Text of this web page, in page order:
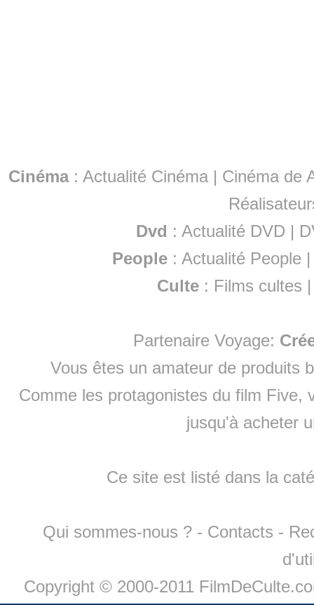
Cinéma: Actualité Cinéma | Cinéma de
Dvd : Actualité DVD |
People :Actualité People
Culte : Films cultes
Partenaire Voyage:
Vous êtes un amateur de produits
Comme les protagonistes du film Five,
jusqu'à acheter
Ce site est listé dans la
Qui sommes-nous ? - Contacts -
Copyright © 2000-2011